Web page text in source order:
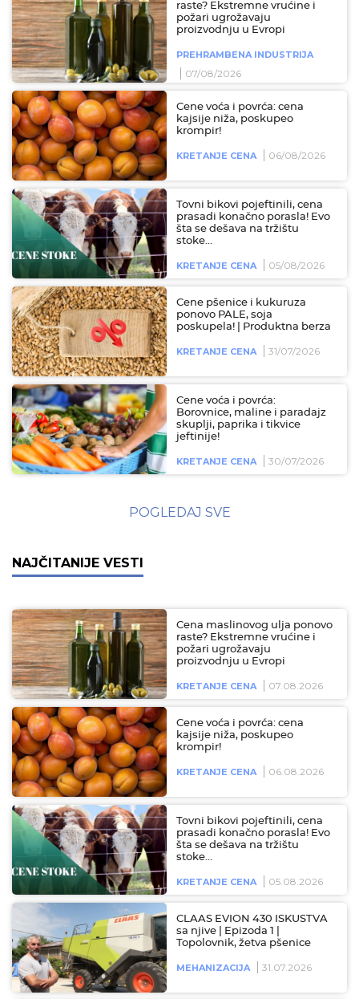
raste? Ekstremne vrućine i
požari ugrožavaju
proizvodnju u Evropi
PREHRAMBENA INDUSTRIJA
07/08/2026
Cene voća i povrća: cena
kajsije niža, poskupeo
krompir!
KRETANJE CENA 06/08/2026
Tovni bikovi pojeftinili, cena
prasadi konačno porasla! Evo
šta se dešava na tržištu
stoke...
KRETANJE CENA 05/08/2026
Cene pšenice i kukuruza
ponovo PALE, soja
poskupela! | Produktna berza
KRETANJE CENA 31/07/2026
Cene voća i povrća:
Borovnice, maline i paradajz
skuplji, paprika i tikvice
jeftinije!
KRETANJE CENA 30/07/2026
POGLEDAJ SVE
NAJČITANIJE VESTI
Cena maslinovog ulja ponovo
raste? Ekstremne vrućine i
požari ugrožavaju
proizvodnju u Evropi
KRETANJE CENA 07.08.2026
Cene voća i povrća: cena
kajsije niža, poskupeo
krompir!
KRETANJE CENA 06.08.2026
Tovni bikovi pojeftinili, cena
prasadi konačno porasla! Evo
šta se dešava na tržištu
stoke…
KRETANJE CENA 05.08.2026
CLAAS EVION 430 ISKUSTVA
sa njive | Epizoda 1 |
Topolovnik, žetva pšenice
MEHANIZACIJA 31.07.2026